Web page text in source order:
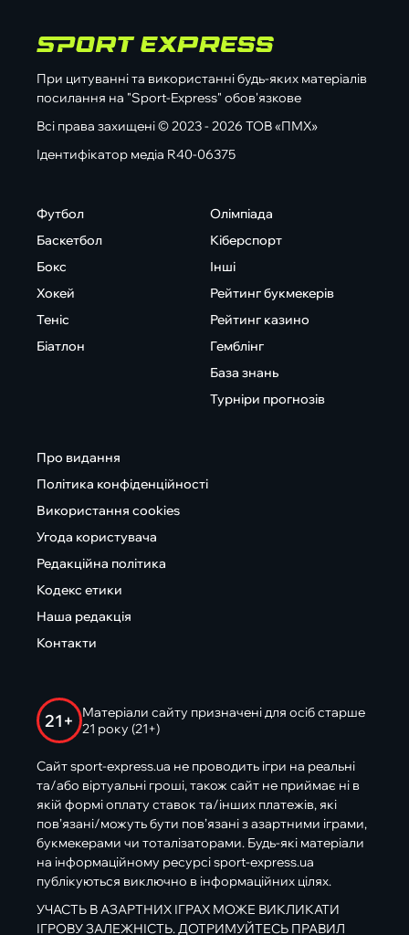
При цитуванні та використанні будь-яких матеріалів
посилання на "Sport-Express" обов'язкове
Всі права захищені © 2023 - 2026 ТОВ «ПМХ»
Ідентифікатор медіа R40-06375
Футбол
Баскетбол
Бокс
Хокей
Теніс
Біатлон
Олімпіада
Кіберспорт
Інші
Рейтинг букмекерів
Рейтинг казино
Гемблінг
База знань
Турніри прогнозів
Про видання
Політика конфіденційності
Використання cookies
Угода користувача
Редакційна політика
Кодекс етики
Наша редакція
Контакти
21+
Матеріали сайту призначені для осіб старше
21 року (21+)
Сайт sport-express.ua не проводить ігри на реальні
та/або віртуальні гроші, також сайт не приймає ні в
якій формі оплату ставок та/інших платежів, які
пов’язані/можуть бути пов’язані з азартними іграми,
букмекерами чи тоталізаторами. Будь-які матеріали
на інформаційному ресурсі sport-express.ua
публікуються виключно в інформаційних цілях.
УЧАСТЬ В АЗАРТНИХ ІГРАХ МОЖЕ ВИКЛИКАТИ
ІГРОВУ ЗАЛЕЖНІСТЬ. ДОТРИМУЙТЕСЬ ПРАВИЛ